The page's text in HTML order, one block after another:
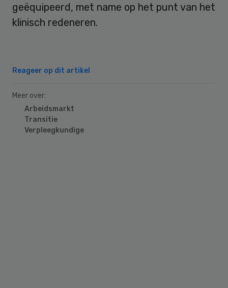
geëquipeerd, met name op het punt van het
klinisch redeneren.
Reageer op dit artikel
Meer over:
Arbeidsmarkt
Transitie
Verpleegkundige